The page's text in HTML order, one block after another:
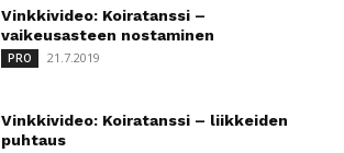
Vinkkivideo: Koiratanssi –
vaikeusasteen nostaminen
PRO 21.7.2019
Vinkkivideo: Koiratanssi – liikkeiden
puhtaus